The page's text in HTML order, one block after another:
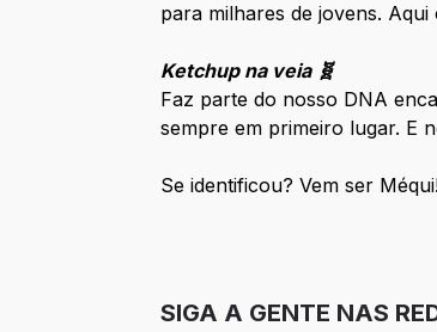
para milhares de jovens.
Ketchup na veia 🧬
Faz parte do nosso DNA
sempre em primeiro lugar. E
Se identificou? Vem ser
SIGA A GENTE NAS